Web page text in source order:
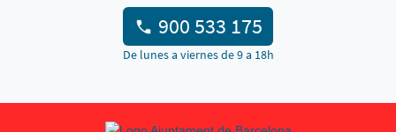
900 533 175
De lunes a viernes de 9 a 18h